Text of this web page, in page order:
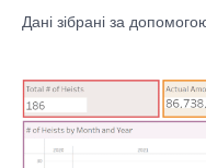
Дані зібрані за